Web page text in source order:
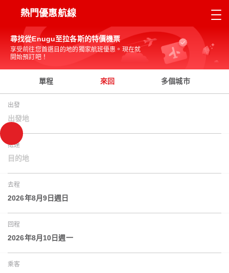
熱門優惠航線
尋找從Enugu至拉各斯的特價機票
享受前往您首選目的地的獨家航班優惠。現在就
開始預訂吧！
單程 來回 多個城市
出發
出發地
抵達
目的地
去程
2026年8月9日週日
回程
2026年8月10日週一
乘客